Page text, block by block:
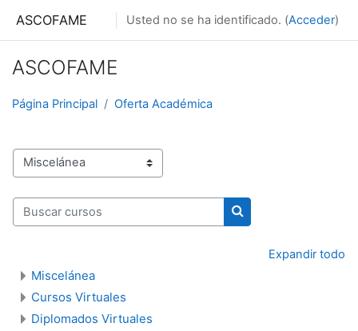
ASCOFAME Usted no se ha identificado. (Acceder)
ASCOFAME
Página Principal Oferta Académica
Categorías
Buscar cursos
Buscar cursos
Expandir todo
Miscelánea
Cursos Virtuales
Diplomados Virtuales